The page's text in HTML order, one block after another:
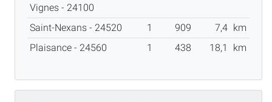
Vignes - 24100
Saint-Nexans - 24520 1 909 7,4 km
Plaisance - 24560
1 438 18,1 km